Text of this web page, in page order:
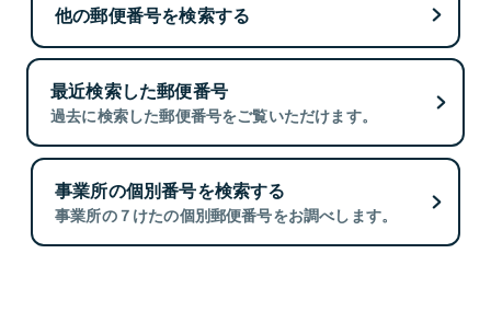
他の郵便番号を検索する
最近検索した郵便番号
過去に検索した郵便番号をご覧いただけます。
事業所の個別番号を検索する
事業所の７けたの個別郵便番号をお調べします。